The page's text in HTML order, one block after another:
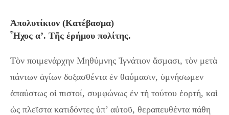
Ἀπολυτίκιον (Κατέβασμα)
Ἦχος α’. Τῆς ἐρήμου πολίτης.
Τὸν ποιμενάρχην Μηθύμνης Ἰγνάτιον ἄσμασι, τὸν μετὰ
πάντων ἁγίων δοξασθέντα ἐν θαύμασιν, ὑμνήσωμεν
ἀπαύστως οἱ πιστοί, συμφώνως ἐν τὴ τούτου ἑορτή, καὶ
ὡς πλεῖστα κατιδόντες ὑπ’ αὐτοῦ, θεραπευθέντα πάθη